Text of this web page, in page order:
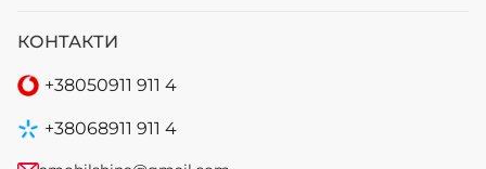
КОНТАКТИ
+38050911 911 4
+38068911 911 4